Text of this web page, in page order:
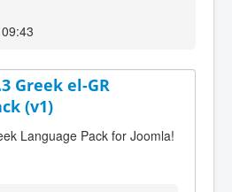
Greek el-GR
(v1)
Language Pack for Joomla!